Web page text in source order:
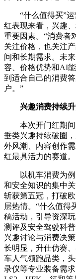
“什么值得买”
红表现来看，兴趣
重要因素。“消费者
关注价格，也关注
间和长期需求。未来
容、价格优势和AI
到适合自己的消费
户。”
兴趣消费持续
本次开门红期
垂类兴趣持续破圈
外风潮、内容创作
红最具活力的赛道。
以机车消费为
和安全知识的集中
斩获第五冠，打破
层热情。“什么值得
稿活动，引导资深
测评及安全驾驶科
兴趣讨论与消费决
长明显，升仕仿赛
车人气领跑品类，
录仪等专业装备需